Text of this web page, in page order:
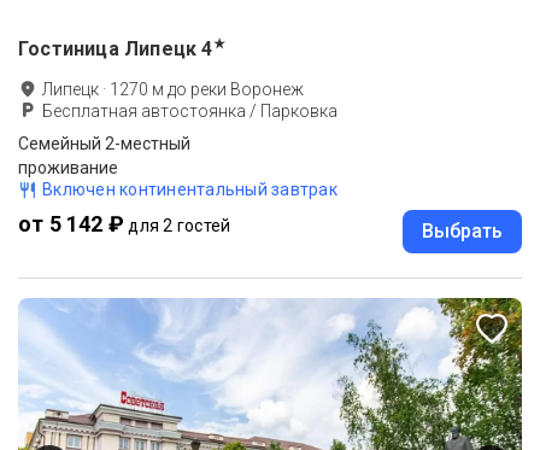
Гостиница Липецк 4★
Липецк · 1270 м до реки Воронеж
Бесплатная автостоянка / Парковка
Семейный 2-местный
проживание
Включен континентальный завтрак
от 5 142 ₽ для 2 гостей Выбрать